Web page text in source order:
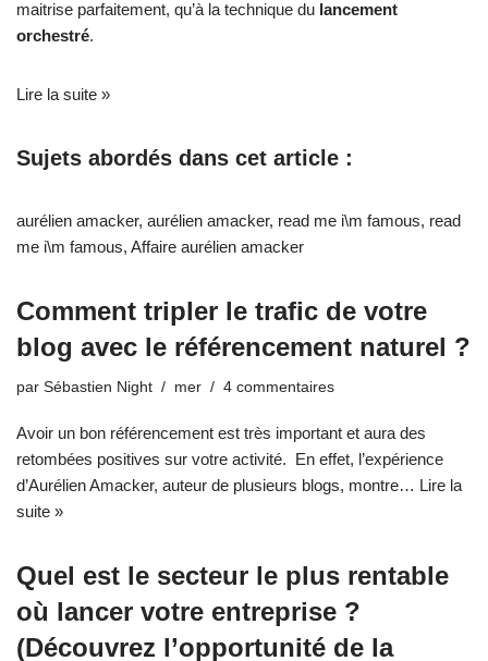
maitrise parfaitement, qu’à la technique du lancement
orchestré.
Lire la suite »
Sujets abordés dans cet article :
aurélien amacker, aurélien amacker, read me i\m famous, read
me i\m famous, Affaire aurélien amacker
Comment tripler le trafic de votre
blog avec le référencement naturel ?
par Sébastien Night mer 4 commentaires
Avoir un bon référencement est très important et aura des
retombées positives sur votre activité. En effet, l’expérience
d’Aurélien Amacker, auteur de plusieurs blogs, montre… Lire la
suite »
Quel est le secteur le plus rentable
où lancer votre entreprise ?
(Découvrez l’opportunité de la